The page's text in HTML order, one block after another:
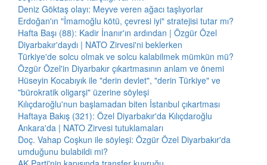
Deniz Göktaş olayı: Meyve veren ağacı taşlıyorlar
Erdoğan'ın "İmamoğlu kötü, çevresi iyi" stratejisi tutar mı?
Hafta Başı (88): Kadir İnanır'ın ardından | Özgür Özel
Diyarbakır'daydı | NATO Zirvesi'ni beklerken
Türkiye'de solcu olmak ve solcu kalabilmek mümkün mü?
Özgür Özel'in Diyarbakır çıkartmasının anlam ve önemi
Hüseyin Kocabıyık ile "derin devlet", "derin Türkiye" ve
"bürokratik oligarşi" üzerine söyleşi
Kılıçdaroğlu'nun başlamadan biten İstanbul çıkartması
Haftaya Bakış (321): Özel Diyarbakır'da Kılıçdaroğlu
Ankara'da | NATO Zirvesi tutuklamaları
Doç. Vahap Coşkun ile söyleşi: Özgür Özel Diyarbakır'da
umduğunu bulabildi mi?